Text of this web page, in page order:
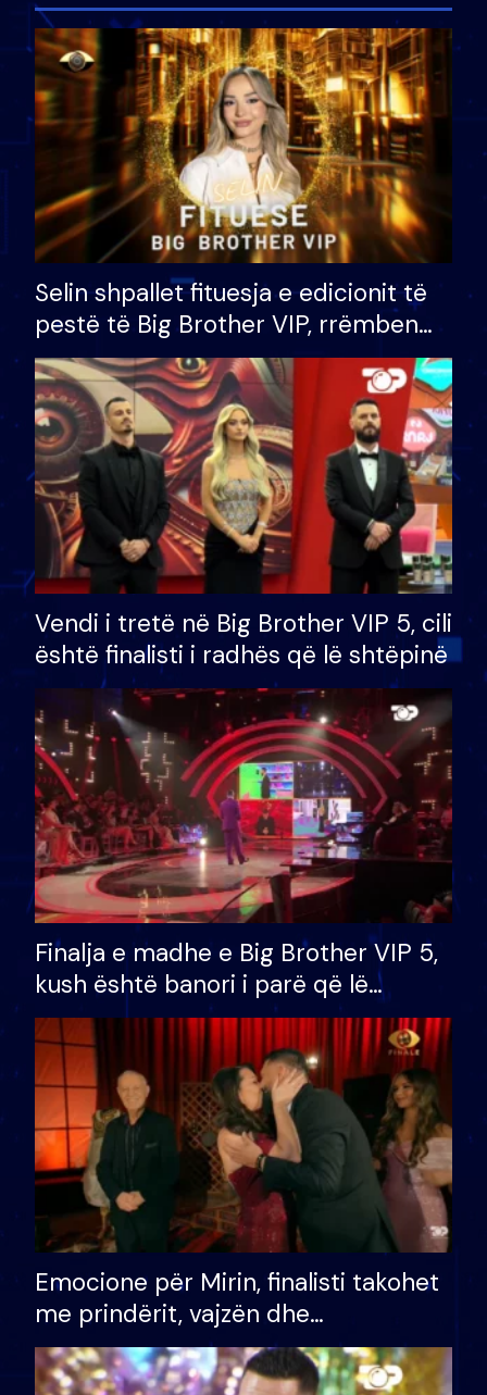
Selin shpallet fituesja e edicionit të
pestë të Big Brother VIP, rrëmben
çmimin e madh prej 100 mijë eurosh
Vendi i tretë në Big Brother VIP 5, cili
është finalisti i radhës që lë shtëpinë
Finalja e madhe e Big Brother VIP 5,
kush është banori i parë që lë
shtëpinë dhe humb mundësinë për
të fituar çmimin e madh
Emocione për Mirin, finalisti takohet
me prindërit, vajzën dhe
bashkëshorten: S’kemi ndonjë letër
divorci apo jo?